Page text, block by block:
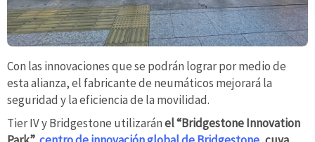
Con las innovaciones que se podrán lograr por medio de
esta alianza, el fabricante de neumáticos mejorará la
seguridad y la eficiencia de la movilidad.
Tier IV y Bridgestone utilizaránel “Bridgestone Innovation